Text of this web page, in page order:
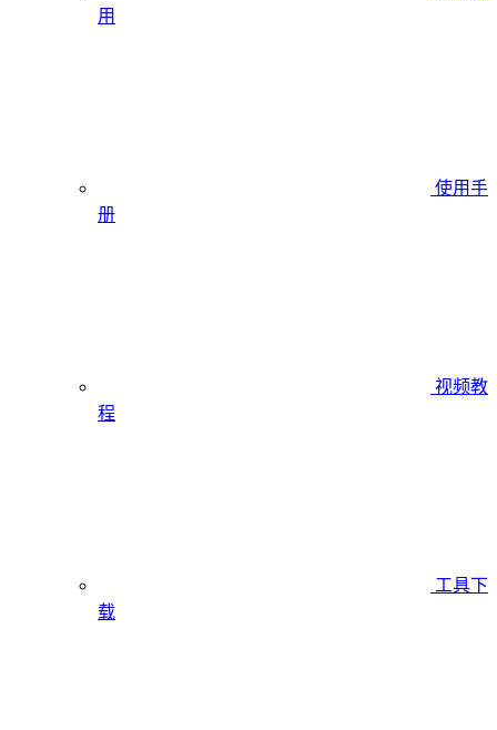
用
使用手
册
视频教
程
工具下
载